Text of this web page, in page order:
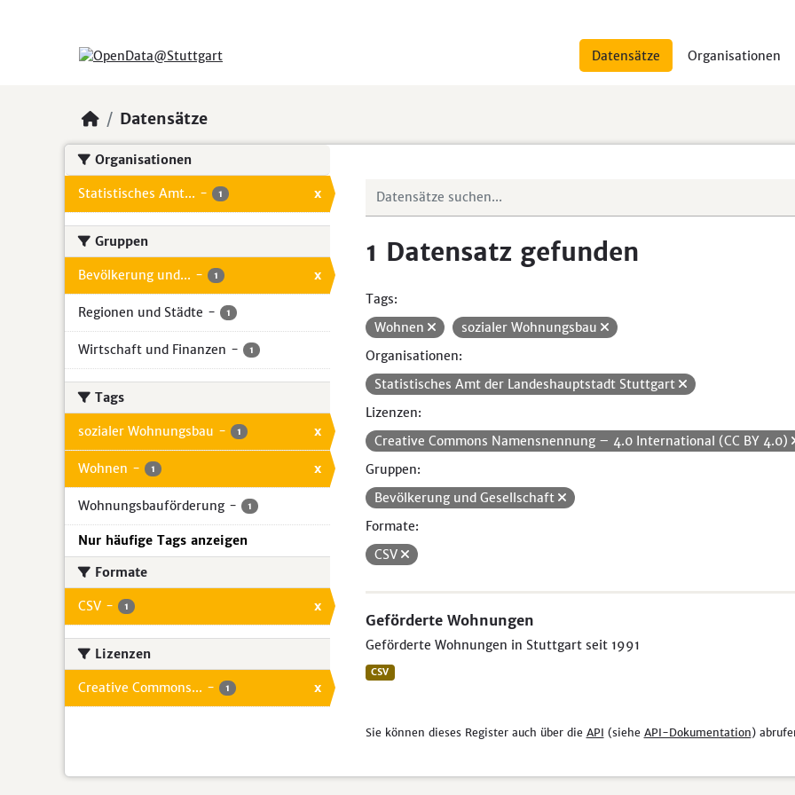
Datensätze Organisationen
Datensätze
Organisationen
Statistisches Amt... - 1 x
Gruppen
Bevölkerung und... - 1 x
Regionen und Städte - 1
Wirtschaft und Finanzen - 1
Tags
sozialer Wohnungsbau - 1 x
Wohnen - 1 x
Wohnungsbauförderung - 1
Nur häufige Tags anzeigen
Formate
CSV - 1 x
Lizenzen
Creative Commons... - 1 x
1 Datensatz gefunden
Tags:
Wohnen
sozialer Wohnungsbau
Organisationen:
Statistisches Amt der Landeshauptstadt Stuttgart
Lizenzen:
Creative Commons Namensnennung – 4.0 International (CC BY 4.0)
Gruppen:
Bevölkerung und Gesellschaft
Formate:
CSV
Geförderte Wohnungen
Geförderte Wohnungen in Stuttgart seit 1991
CSV
Sie können dieses Register auch über die API (siehe API-Dokumentation)